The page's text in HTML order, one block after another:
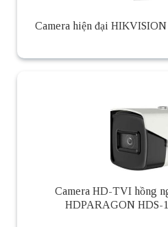
Camera hiện đại
Camera HD-TVI hồng
HDPARAGON HDS-